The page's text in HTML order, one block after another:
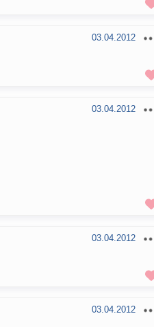
03.04.2012
03.04.2012
03.04.2012
03.04.2012